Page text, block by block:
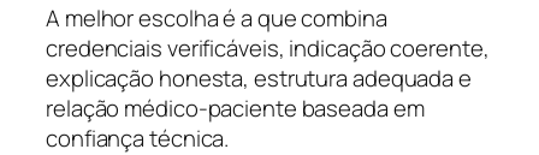
A melhor escolha é a que combina
credenciais verificáveis, indicação coerente,
explicação honesta, estrutura adequada e
relação médico-paciente baseada em
confiança técnica.